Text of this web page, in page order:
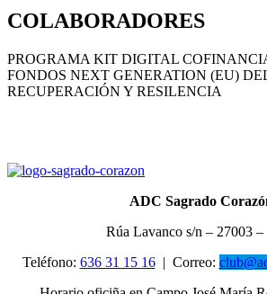
COLABORADORES
PROGRAMA KIT DIGITAL
FONDOS NEXT GENERATION (EU)
RECUPERACIÓN Y RESILENCIA
ADC Sagrado
Rúa Lavanco s/n – 27003
Teléfono: 636 31 15 16| Correo: